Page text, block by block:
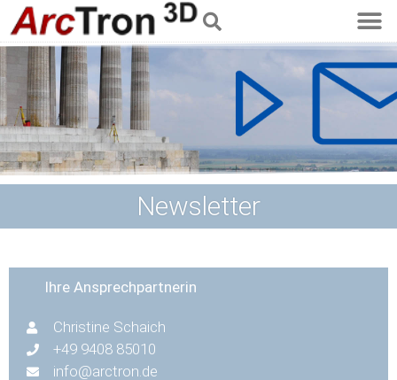
Newsletter
Ihre Ansprechpartnerin
Christine Schaich
+49 9408 85010
info@arctron.de